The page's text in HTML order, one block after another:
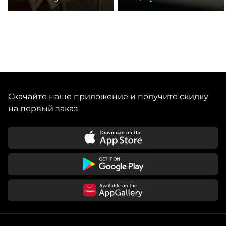
Скачайте наше приложение и получите скидку
на первый заказ